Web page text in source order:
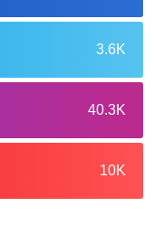
3.6K
40.3K
10K